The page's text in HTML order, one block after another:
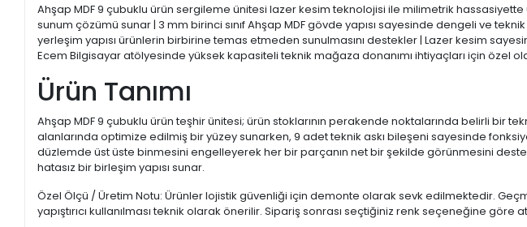
Ahşap MDF 9 çubuklu ürün sergileme ünitesi lazer kesim teknolojisi ile milimetrik
sunum çözümü sunar | 3 mm birinci sınıf Ahşap MDF gövde yapısı sayesinde dengeli ve
yerleşim yapısı ürünlerin birbirine temas etmeden sunulmasını destekler | Lazer kesim
Ecem Bilgisayar atölyesinde yüksek kapasiteli teknik mağaza donanımı ihtiyaçları için özel
Ürün Tanımı
Ahşap MDF 9 çubuklu ürün teşhir ünitesi; ürün stoklarının perakende noktalarında belirli bir
alanlarında optimize edilmiş bir yüzey sunarken, 9 adet teknik askı bileşeni sayesinde
düzlemde üst üste binmesini engelleyerek her bir parçanın net bir şekilde görünmesini
hatasız bir birleşim yapısı sunar.
Özel Ölçü / Üretim Notu: Ürünler lojistik güvenliği için demonte olarak sevk edilmektedir.
yapıştırıcı kullanılması teknik olarak önerilir. Sipariş sonrası seçtiğiniz renk seçeneğine